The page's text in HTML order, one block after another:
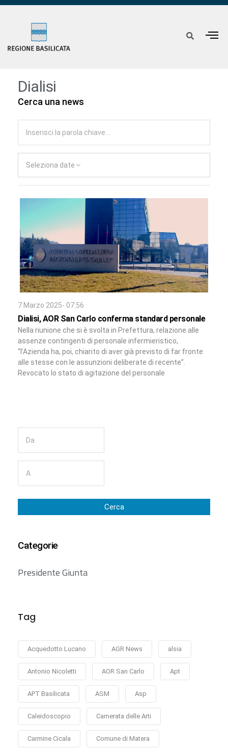
Dialisi
Cerca una news
Seleziona date
7 Marzo 2025- 07:56
Dialisi, AOR San Carlo conferma standard personale
Nella riunione che si è svolta in Prefettura, relazione alle
assenze contingenti di personale infermieristico,
“l’Azienda ha, poi, chiarito di aver già previsto di far fronte
alle stesse con le assunzioni deliberate di recente”.
Revocato lo stato di agitazione del personale
Cerca
Categorie
Presidente Giunta
Tag
Acquedotto Lucano AGR News alsia
Antonio Nicoletti AOR San Carlo Apt
APT Basilicata ASM Asp
Caleidoscopio Camerata delle Arti
Carmine Cicala Comune di Matera